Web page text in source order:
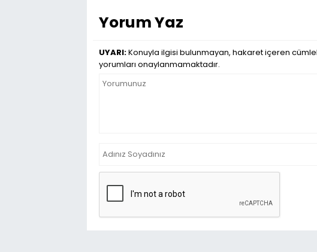
Yorum Yaz
UYARI:Konuyla ilgisi bulunmayan, hakaret içeren
yorumları onaylanmamaktadır.